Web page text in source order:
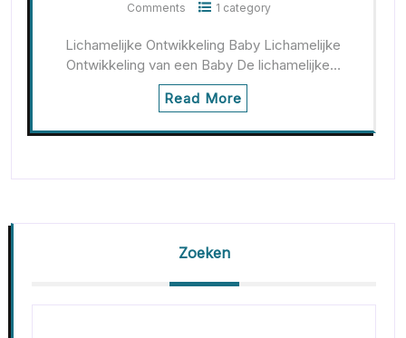
Comments
1 category
Lichamelijke Ontwikkeling Baby Lichamelijke
Ontwikkeling van een Baby De lichamelijke…
Read More
Zoeken